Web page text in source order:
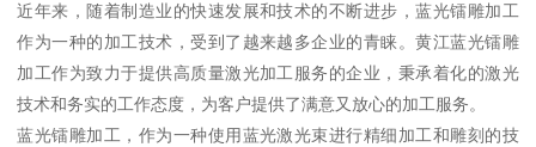
近年来，随着制造业的快速发展和技术的不断进步，蓝光镭雕加工
作为一种的加工技术，受到了越来越多企业的青睐。黄江蓝光镭雕
加工作为致力于提供高质量激光加工服务的企业，秉承着化的激光
技术和务实的工作态度，为客户提供了满意又放心的加工服务。
蓝光镭雕加工，作为一种使用蓝光激光束进行精细加工和雕刻的技